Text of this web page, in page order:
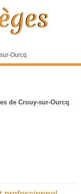
Ourcq
de Crouy-sur-Ourcq.